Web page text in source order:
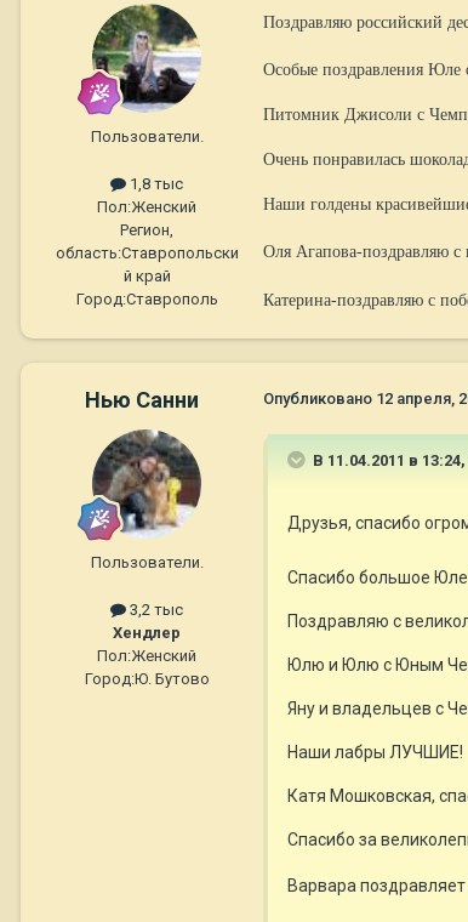
Пользователи.
1,8 тыс
Пол:Женский
Регион,
область:Ставропольски
й край
Город:Ставрополь
Поздравляю российский
Особые поздравления
Питомник Джисоли с
Очень понравилась
Наши голдены
Оля Агапова-поздравляю
Катерина-поздравляю с
Нью Санни
Пользователи.
3,2 тыс
Хендлер
Пол:Женский
Город:Ю. Бутово
Опубликовано 12 апреля,
В 11.04.2011 в
Друзья, спасибо
Спасибо большое
Поздравляю с
Юлю и Юлю с Юным
Яну и владельцев с
Наши лабры ЛУЧШИЕ!
Катя Мошковская,
Спасибо за
Варвара